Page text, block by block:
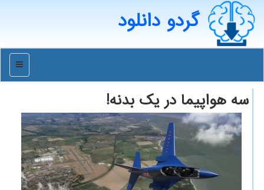
گردو دانلود
منو
سه هواپیما در یك بدنه!